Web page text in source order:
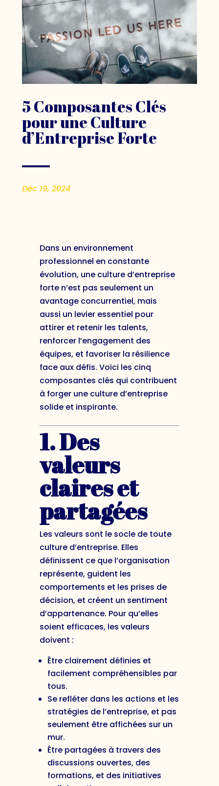
5 Composantes Clés
pour une Culture
d’Entreprise Forte
Déc 19, 2024
Dans un environnement
professionnel en constante
évolution, une culture d’entreprise
forte n’est pas seulement un
avantage concurrentiel, mais
aussi un levier essentiel pour
attirer et retenir les talents,
renforcer l’engagement des
équipes, et favoriser la résilience
face aux défis. Voici les cinq
composantes clés qui contribuent
à forger une culture d’entreprise
solide et inspirante.
1. Des
valeurs
claires et
partagées
Les valeurs sont le socle de toute
culture d’entreprise. Elles
définissent ce que l’organisation
représente, guident les
comportements et les prises de
décision, et créent un sentiment
d’appartenance. Pour qu’elles
soient efficaces, les valeurs
doivent :
Être clairement définies et
facilement compréhensibles par
tous.
Se refléter dans les actions et les
stratégies de l’entreprise, et pas
seulement être affichées sur un
mur.
Être partagées à travers des
discussions ouvertes, des
formations, et des initiatives